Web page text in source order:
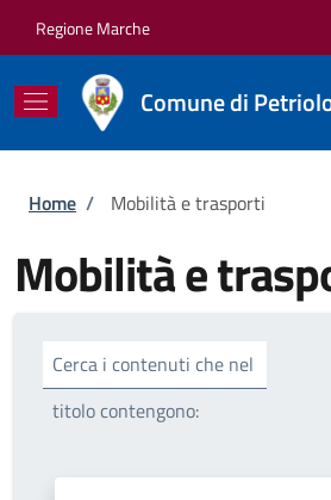
Regione Marche
Comune di
Briciole di pane
Home / Mobilità e trasporti
Mobilità e
Cerca i contenuti che nel
titolo contengono: